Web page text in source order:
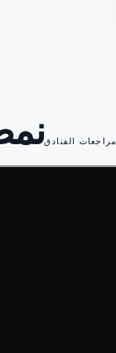
مراجعات الفنادق